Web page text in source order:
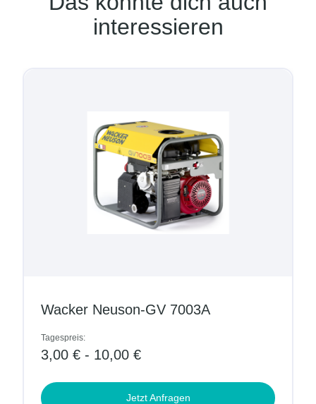
interessieren
Wacker Neuson-GV 7003A
Tagespreis:
3,00 € - 10,00 €
Jetzt Anfragen